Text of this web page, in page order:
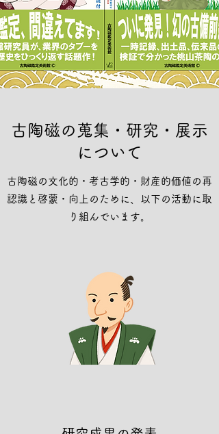
古陶磁の蒐集・研究・展示
について
古陶磁の文化的・考古学的・財産的価値の再
認識と啓蒙・向上のために、以下の活動に取
り組んでいます。